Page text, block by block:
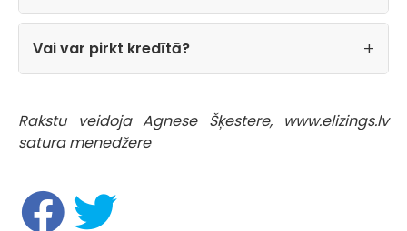
Vai var pirkt kredītā?
Rakstu veidoja Agnese Šķestere, www.elizings.lv
satura menedžere